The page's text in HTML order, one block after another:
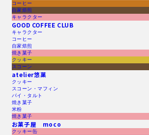
コーヒー
自家焙煎
キャラクター
GOOD COFFEE CLUB
キャラクター
コーヒー
自家焙煎
焼き菓子
クッキー
スコーン
atelier悠菓
クッキー
スコーン・マフィン
パイ・タルト
焼き菓子
米粉
焼き菓子
お菓子屋 moco
クッキー缶